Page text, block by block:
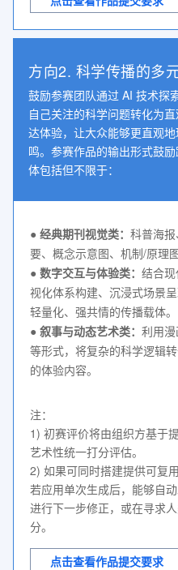
方向2. 科学传播的多
鼓励参赛团队通过 AI 技术探
自己关注的科学问题转化为
达体验，让大众能够更直观
鸣。参赛作品的输出形式鼓
体包括但不限于：
● 经典期刊视觉类： 科普海
要、概念示意图、机制/原理
● 数字交互与体验类： 结合
视化体系构建、沉浸式场景
轻量化、强共情的传播载体。
● 叙事与动态艺术类： 利用
等形式，将复杂的科学逻辑
的体验内容。
注：
1) 初赛评价将由组织方基于
艺术性统一打分评估。
2) 如果可同时搭建提供可复
若应用单次生成后，能够自
进行下一步修正，或在寻求
分。
点击查看作品提交要求